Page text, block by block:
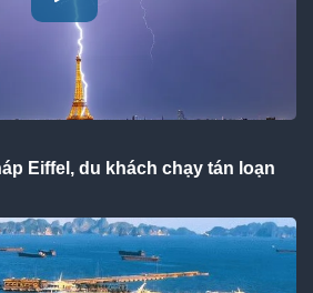
Eiffel, du khách chạy tán loạn